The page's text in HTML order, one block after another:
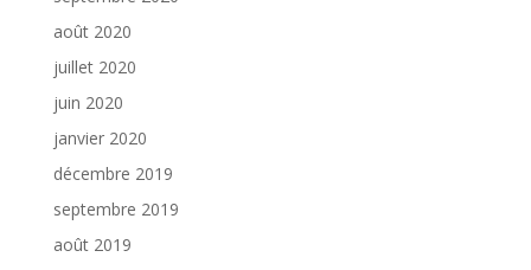
août 2020
juillet 2020
juin 2020
janvier 2020
décembre 2019
septembre 2019
août 2019